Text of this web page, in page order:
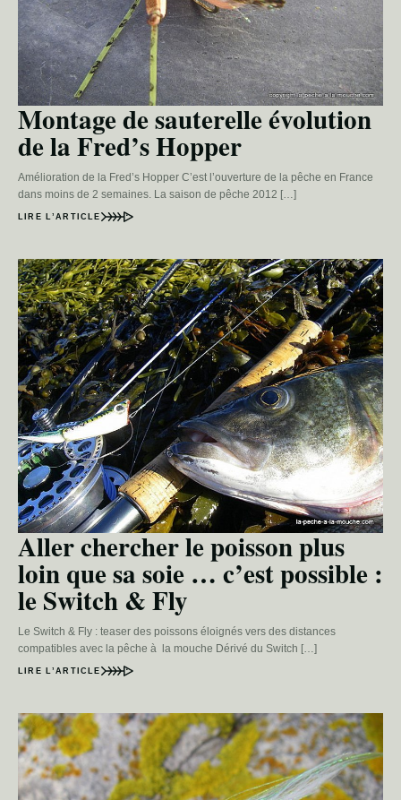
Montage de sauterelle évolution
de la Fred’s Hopper
Amélioration de la Fred’s Hopper C’est l’ouverture de la pêche en France
dans moins de 2 semaines. La saison de pêche 2012 […]
LIRE L’ARTICLE
Aller chercher le poisson plus
loin que sa soie … c’est possible :
le Switch & Fly
Le Switch & Fly : teaser des poissons éloignés vers des distances
compatibles avec la pêche à la mouche Dérivé du Switch […]
LIRE L’ARTICLE